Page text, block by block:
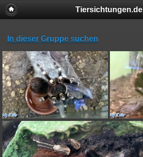
Tiersichtungen.de
In dieser Gruppe suchen